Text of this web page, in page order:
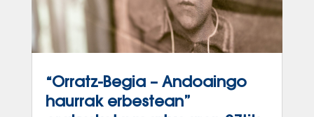
“Orratz-Begia – Andoaingo
haurrak erbestean”